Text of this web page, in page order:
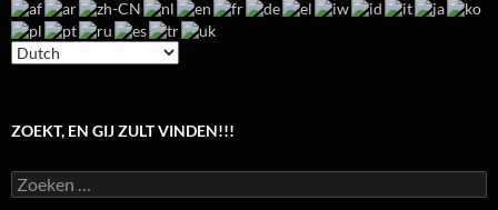
ZOEKT, EN GIJ ZULT VINDEN!!!
Zoeken
naar: